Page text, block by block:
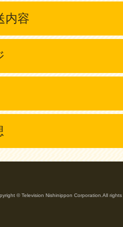
内容
© Television Nishinippon Corporation.All